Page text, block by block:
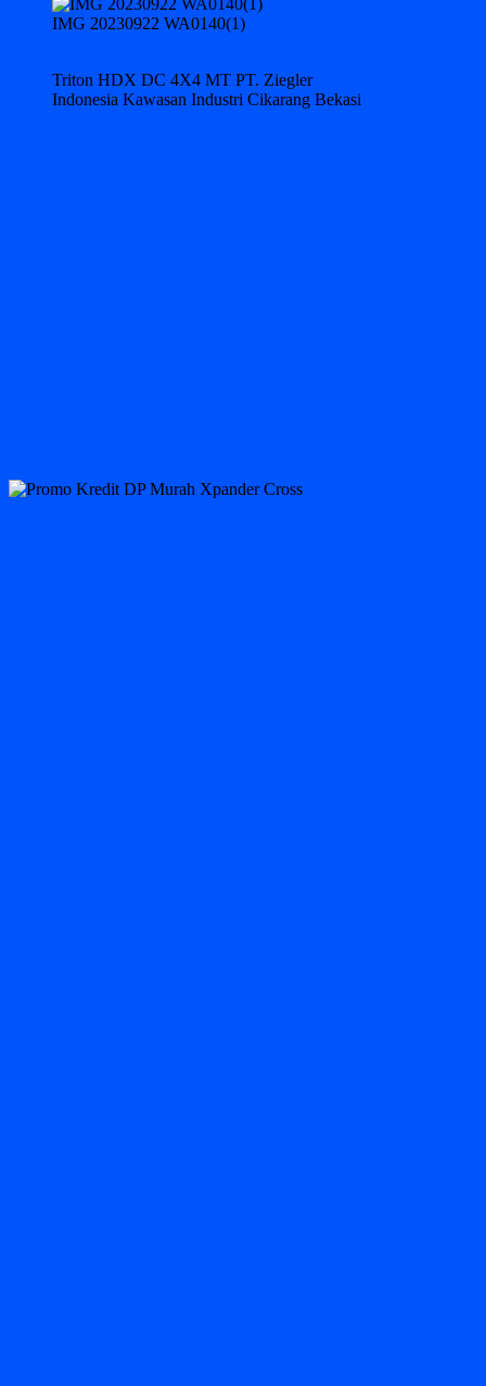
IMG 20230922 WA0140(1)
Triton HDX DC 4X4 MT PT. Ziegler
Indonesia Kawasan Industri Cikarang Bekasi